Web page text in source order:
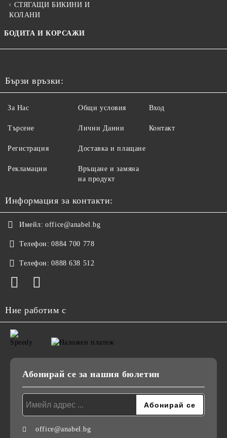
СТЯГАЩИ БИКИНИ И
КОЛАНИ
БОДИТА И КОРСАЖИ
Бързи връзки:
За Нас
Търсене
Регистрация
Рекламации
Общи условия
Лични Данни
Доставка и плащане
Връщане и замяна
на продукт
Вход
Контакт
Информация за контакти:
Имейл: office@anabel.bg
Телефон: 0884 700 778
Телефон: 0888 638 512
Ние работим с
Абонирай се за нашия бюлетин
office@anabel.bg